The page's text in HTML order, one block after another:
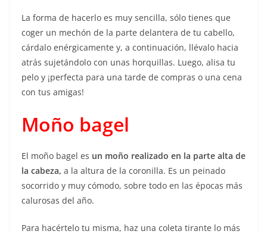
La forma de hacerlo es muy sencilla, sólo tienes que
coger un mechón de la parte delantera de tu cabello,
cárdalo enérgicamente y, a continuación, llévalo hacia
atrás sujetándolo con unas horquillas. Luego, alisa tu
pelo y ¡perfecta para una tarde de compras o una cena
con tus amigas!
Moño bagel
El moño bagel es un moño realizado en la parte alta de
la cabeza, a la altura de la coronilla. Es un peinado
socorrido y muy cómodo, sobre todo en las épocas más
calurosas del año.
Para hacértelo tu misma, haz una coleta tirante lo más